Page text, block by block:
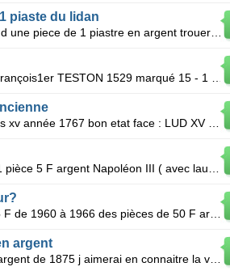
piaste du lidan
Bonjour j aimerai savoir la valeur d une piece de 1 piastre en argent trouer au centre poid 104
Je possède plusieurs pièces de 5 F de 1960 à 1966 des pièces de 50 F argent et 100 F argent 1 pièce
argent
Je possede piece de monaie en argent de 1875 j aimerai en connaitre la valeur?